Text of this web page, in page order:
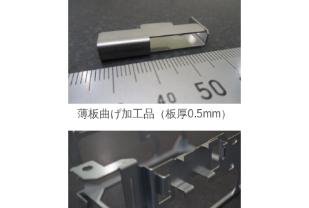
薄板曲げ加工品（板厚0.5mm）